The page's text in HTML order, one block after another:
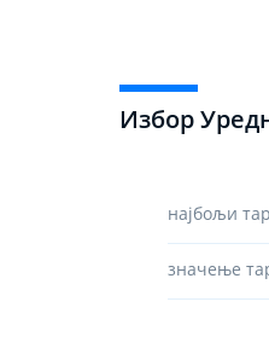
Избор
најбољи
значење